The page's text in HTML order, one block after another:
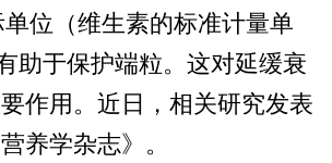
位（维生素的标准计量单
助于保护端粒。这对延缓衰
作用。近日，相关研究发表
养学杂志》。